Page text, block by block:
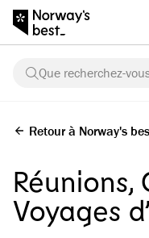
Que recherchez-
Retour à Norway's
Réunions,
Voyages